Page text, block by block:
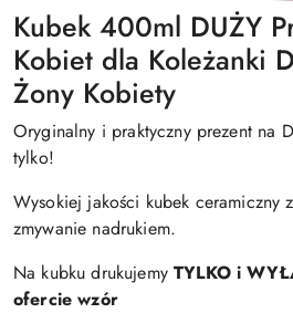
Kubek 400ml DUŻY
Kobiet dla Koleżanki
Żony Kobiety
Oryginalny i praktyczny prezent na
tylko!
Wysokiej jakości kubek ceramiczny
zmywanie nadrukiem.
Na kubku drukujemyTYLKO i
ofercie wzór